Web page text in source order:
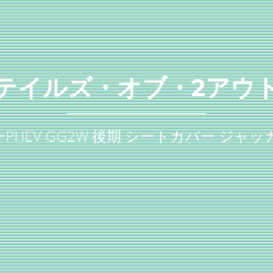
イルズ・オブ・2アウ
GG2W 後期 シートカバー ジャッ